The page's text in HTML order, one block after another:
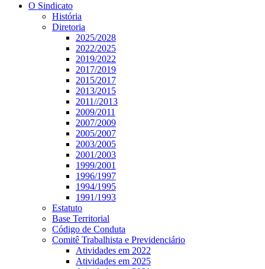
O Sindicato
História
Diretoria
2025/2028
2022/2025
2019/2022
2017/2019
2015/2017
2013/2015
2011//2013
2009/2011
2007/2009
2005/2007
2003/2005
2001/2003
1999/2001
1996/1997
1994/1995
1991/1993
Estatuto
Base Territorial
Código de Conduta
Comitê Trabalhista e Previdenciário
Atividades em 2022
Atividades em 2025